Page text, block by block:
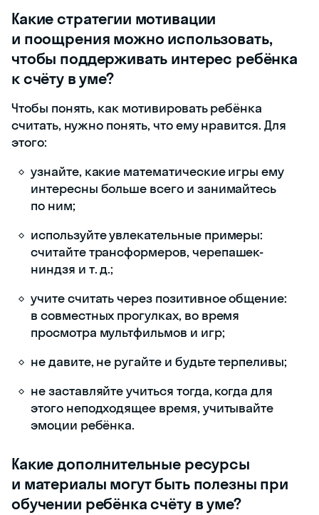
Какие стратегии мотивации
и поощрения можно использовать,
чтобы поддерживать интерес ребёнка
к счёту в уме?
Чтобы понять, как мотивировать ребёнка
считать, нужно понять, что ему нравится. Для
этого:
узнайте, какие математические игры ему
интересны больше всего и занимайтесь
по ним;
используйте увлекательные примеры:
считайте трансформеров, черепашек-
ниндзя и т. д.;
учите считать через позитивное общение:
в совместных прогулках, во время
просмотра мультфильмов и игр;
не давите, не ругайте и будьте терпеливы;
не заставляйте учиться тогда, когда для
этого неподходящее время, учитывайте
эмоции ребёнка.
Какие дополнительные ресурсы
и материалы могут быть полезны при
обучении ребёнка счёту в уме?